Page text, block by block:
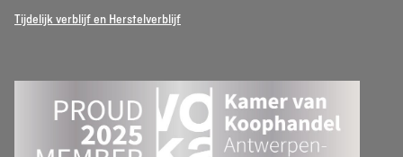
Tijdelijk verblijf en Herstelverblijf